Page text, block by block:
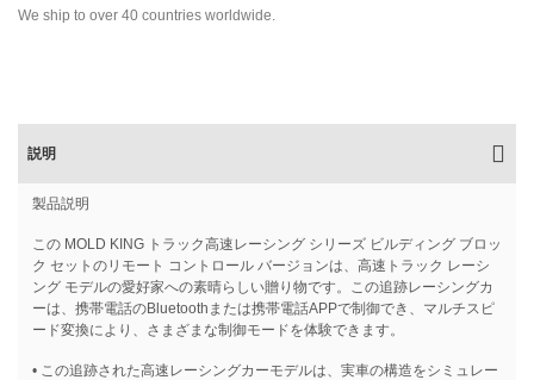
We ship to over 40 countries worldwide.
説明
製品説明
この MOLD KING トラック高速レーシング シリーズ ビルディング ブロッ
ク セットのリモート コントロール バージョンは、高速トラック レーシ
ング モデルの愛好家への素晴らしい贈り物です。この追跡レーシングカ
ーは、携帯電話のBluetoothまたは携帯電話APPで制御でき、マルチスピ
ード変換により、さまざまな制御モードを体験できます。
• この追跡された高速レーシングカーモデルは、実車の構造をシミュレー